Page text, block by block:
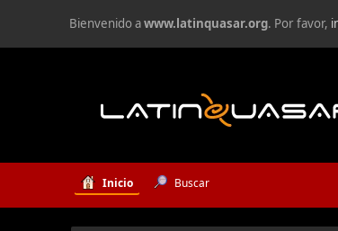
Bienvenido awww.latinquasar.org. Por favor,
Inicio Buscar